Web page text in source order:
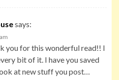
says:
you for this wonderful read!! I
bit of it. I have you saved
at new stuff you post…